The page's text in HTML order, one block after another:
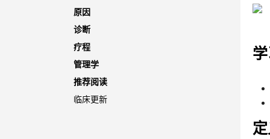
原因
诊断
疗程
管理学
推荐阅读
临床更新